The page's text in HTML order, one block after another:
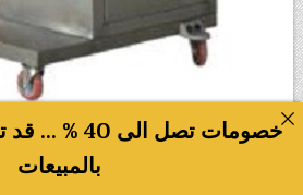
Posted in
التي نقدمها نحن شركة المهندس
خصومات تصل
بالمبيعات